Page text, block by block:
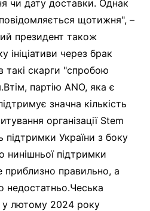
чи дату доставки. Однак
щотижня", –
президент також
ініціативи через брак
такі скарги "спробою
партію ANO, яка є
значна кількість
організації Stem
підтримки України з боку
нинішньої підтримки
приблизно правильно, а
недостатньо.Чеська
у лютому 2024 року